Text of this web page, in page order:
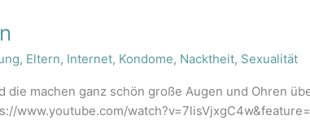
, Eltern, Internet, Kondome, Nacktheit, Sexualität
die machen ganz schön große Augen und Ohren
www.youtube.com/